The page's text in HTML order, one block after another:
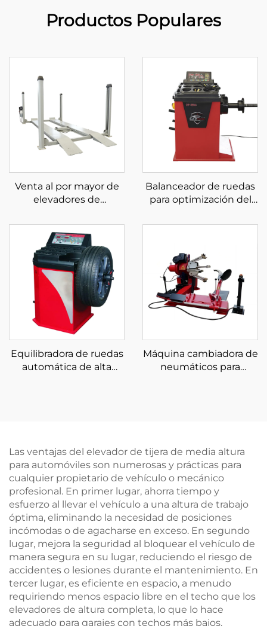
Productos Populares
Venta al por mayor de
elevadores de
cuatro postes de alta
calidad en oferta
Balanceador de ruedas
para optimización del
neumáticos de
de alta calidad
Equilibradora de ruedas
automática de alta
Máquina cambiadora de
neumáticos para
Las ventajas del elevador de tijera de media altura
para automóviles son numerosas y prácticas para
cualquier propietario de vehículo o mecánico
profesional. En primer lugar, ahorra tiempo y
esfuerzo al llevar el vehículo a una altura de trabajo
óptima, eliminando la necesidad de posiciones
incómodas o de agacharse en exceso. En segundo
lugar, mejora la seguridad al bloquear el vehículo de
manera segura en su lugar, reduciendo el riesgo de
accidentes o lesiones durante el mantenimiento. En
tercer lugar, es eficiente en espacio, a menudo
requiriendo menos espacio libre en el techo que los
elevadores de altura completa, lo que lo hace
adecuado para garajes con techos más bajos.